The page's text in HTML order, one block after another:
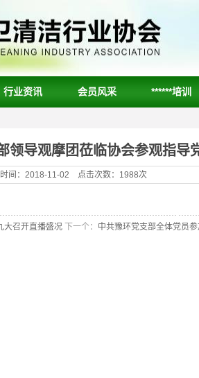
行业资讯 会员风采 ******培训
领导观摩团莅临协会参观指导
时间：2018-11-02 点击次数：1988次
大召开直播盛况 下一个： 中共豫环党支部全体党员